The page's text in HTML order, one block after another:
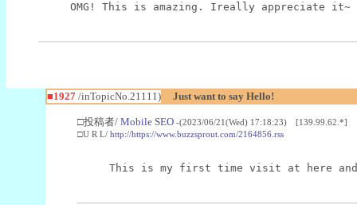
OMG! This is amazing. Ireally appreciate
■1927/inTopicNo.21111) Just want to say Hello!
□投稿者/ Mobile SEO -(2023/06/21(Wed) 17:18:23) [139.99.62.*]
□U R L/ http://https://www.buzzsprout.com/2164856.rss
This is my first time visit at here